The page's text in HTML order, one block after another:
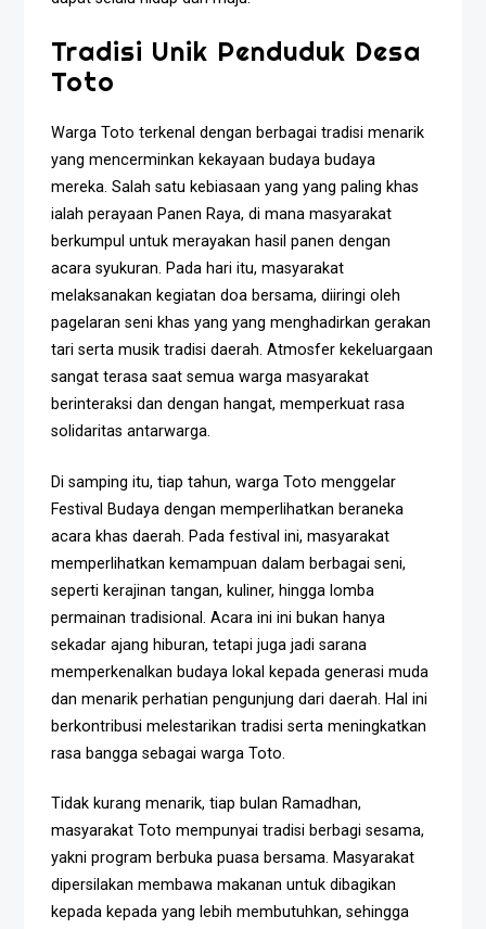
Tradisi Unik Penduduk Desa
Toto
Warga Toto terkenal dengan berbagai tradisi menarik
yang mencerminkan kekayaan budaya budaya
mereka. Salah satu kebiasaan yang yang paling khas
ialah perayaan Panen Raya, di mana masyarakat
berkumpul untuk merayakan hasil panen dengan
acara syukuran. Pada hari itu, masyarakat
melaksanakan kegiatan doa bersama, diiringi oleh
pagelaran seni khas yang yang menghadirkan gerakan
tari serta musik tradisi daerah. Atmosfer kekeluargaan
sangat terasa saat semua warga masyarakat
berinteraksi dan dengan hangat, memperkuat rasa
solidaritas antarwarga.
Di samping itu, tiap tahun, warga Toto menggelar
Festival Budaya dengan memperlihatkan beraneka
acara khas daerah. Pada festival ini, masyarakat
memperlihatkan kemampuan dalam berbagai seni,
seperti kerajinan tangan, kuliner, hingga lomba
permainan tradisional. Acara ini ini bukan hanya
sekadar ajang hiburan, tetapi juga jadi sarana
memperkenalkan budaya lokal kepada generasi muda
dan menarik perhatian pengunjung dari daerah. Hal ini
berkontribusi melestarikan tradisi serta meningkatkan
rasa bangga sebagai warga Toto.
Tidak kurang menarik, tiap bulan Ramadhan,
masyarakat Toto mempunyai tradisi berbagi sesama,
yakni program berbuka puasa bersama. Masyarakat
dipersilakan membawa makanan untuk dibagikan
kepada kepada yang lebih membutuhkan, sehingga